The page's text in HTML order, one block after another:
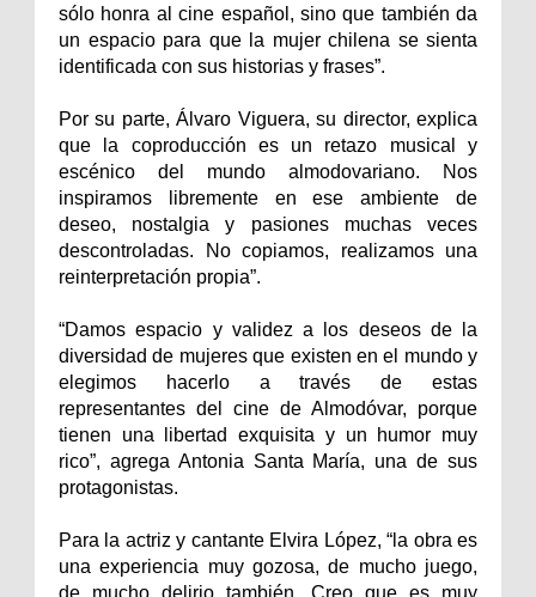
sólo honra al cine español, sino que también da
un espacio para que la mujer chilena se sienta
identificada con sus historias y frases”.
Por su parte, Álvaro Viguera, su director, explica
que la coproducción es un retazo musical y
escénico del mundo almodovariano. Nos
inspiramos libremente en ese ambiente de
deseo, nostalgia y pasiones muchas veces
descontroladas. No copiamos, realizamos una
reinterpretación propia”.
“Damos espacio y validez a los deseos de la
diversidad de mujeres que existen en el mundo y
elegimos hacerlo a través de estas
representantes del cine de Almodóvar, porque
tienen una libertad exquisita y un humor muy
rico”, agrega Antonia Santa María, una de sus
protagonistas.
Para la actriz y cantante Elvira López, “la obra es
una experiencia muy gozosa, de mucho juego,